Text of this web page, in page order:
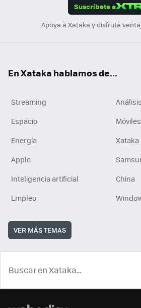
Suscríbete a
Apoya a Xataka y disfruta
En Xataka hablamos de...
Streaming
Análisis
Espacio
Móviles
Energía
Xataka
Apple
Inteligencia artificial
China
Empleo
VER MÁS TEMAS